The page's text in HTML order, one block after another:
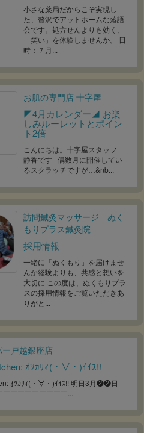
小さな薬局だからこそ実現し
た、贅沢でアットホームな落語
会です。処方せんよりも効く、
「笑い」を体験しませんか。 日
時：７月...
お肌の専門店 十字屋
◤4月カレンダー◢ お楽
しみルーレットとポイン
ト2倍
こんにちは。十字屋スタッフ
静香です 偶数月に開催してい
るスクラッチですが…&nb...
訪問鍼灸マッサージ ぬく
もりプラス鍼灸院
採用情報
一緒に「ぬくもり」を届けませ
んか経験よりも、共感と想いを
大切に この度は、ぬくもりプラ
スの採用情報をご覧いただきあ
りがと...
戸越銀座店
ｵﾂｶﾘｨ(・∀・)ｲｲｽ!!
ｵﾂｶﾘｨ(・∀・)ｲｲｽ!! 明日3月❷❷日
￣￣￣￣￣￣￣￣￣...